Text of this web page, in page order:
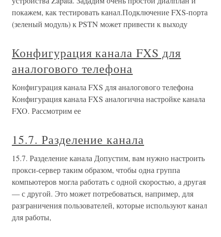
покажем, как тестировать канал.Подключение FXS-порта
(зеленый модуль) к PSTN может привести к выходу
Конфигурация канала FXS для
аналогового телефона
Конфигурация канала FXS для аналогового телефона
Конфигурация канала FXS аналогична настройке канала
FXO. Рассмотрим ее
15.7. Разделение канала
15.7. Разделение канала Допустим, вам нужно настроить
прокси-сервер таким образом, чтобы одна группа
компьютеров могла работать с одной скоростью, а другая
— с другой. Это может потребоваться, например, для
разграничения пользователей, которые используют канал
для работы,